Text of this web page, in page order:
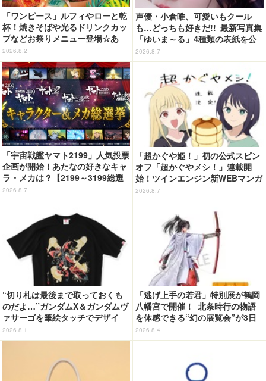
「ワンピース」ルフィやローと乾
杯！焼きそばや光るドリンクカッ
プなどお祭りメニュー登場☆あ
の“麦わら帽子”もグッズ化!? 【U
SJ「ワンピース・プレミア・サマ
ー」が開幕】
2026.8.2
声優・小倉唯、可愛いもクール
も…どっちも好きだ!! 最新写真集
「ゆいま～る」4種類の表紙を公
開！「成長した私の姿を楽しんで
いただけたら」
2026.8.7
「宇宙戦艦ヤマト2199」人気投票
企画が開始！あたなの好きなキャ
ラ・メカは？【2199～3199総選
挙】
2026.8.7
「超かぐや姫！」初の公式スピン
オフ「超かぐやメシ！」連載開
始！ツインエンジン新WEBマンガ
レーベル「ビビビコミック」創刊
2026.8.7
“切り札は最後まで取っておくも
のだよ…”ガンダムX＆ガンダムヴ
ァサーゴを筆絵タッチでデザイ
ン！「ガンダムX」Tシャツ発売
2026.8.1
「逃げ上手の若君」特別展が鶴岡
八幡宮で開催！ 北条時行の物語
を体感できる“幻の展覧会”が3日
間限定で登場【8/28～30】
2026.8.4